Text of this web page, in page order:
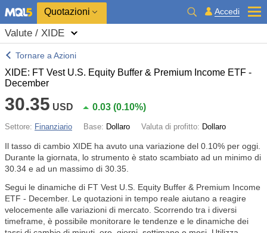
Quotazioni Accedi
Valute / XIDE
Tornare a Azioni
XIDE: FT Vest U.S. Equity Buffer & Premium Income ETF -
December
30.35 USD 0.03 (0.10%)
Settore: Finanziario Base: Dollaro Valuta di profitto: Dollaro
Il tasso di cambio XIDE ha avuto una variazione del 0.10% per oggi.
Durante la giornata, lo strumento è stato scambiato ad un minimo di
30.34 e ad un massimo di 30.35.
Segui le dinamiche di FT Vest U.S. Equity Buffer & Premium Income
ETF - December. Le quotazioni in tempo reale aiutano a reagire
velocemente alle variazioni di mercato. Scorrendo tra i diversi
timeframe, è possibile monitorare le tendenze e le dinamiche dei